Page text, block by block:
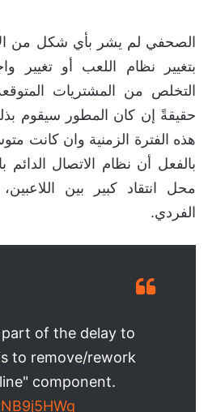
الصحفي لم يشر بأي شكل من
بتغيير نظام اللعب أو تغيير
التخلص من المشتريات
حقيقةً إن كان المطور سيقوم
هذه الفترة الزمنية وان كانت
بالفعل أن نظام الاتصال الدائم
محل انتقاد كبير بين
الفردي.
of the delay to
to remove/rework
component.